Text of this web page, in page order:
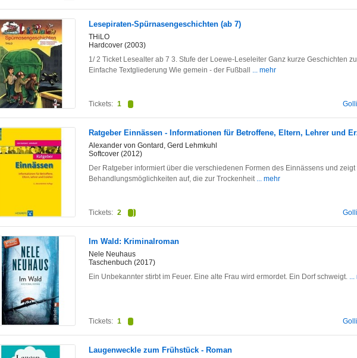
Lesepiraten-Spürnasengeschichten (ab 7)
THiLO
Hardcover (2003)
1/ 2 Ticket Lesealter ab 7 3. Stufe der Loewe-Leseleiter Ganz kurze Geschichten
Einfache Textgliederung Wie gemein - der Fußball ... mehr
Tickets: 1
Ratgeber Einnässen - Informationen für Betroffene, Eltern, Lehrer und
Alexander von Gontard, Gerd Lehmkuhl
Softcover (2012)
Der Ratgeber informiert über die verschiedenen Formen des Einnässens und zeigt
Behandlungsmöglichkeiten auf, die zur Trockenheit ... mehr
Tickets: 2
Im Wald: Kriminalroman
Nele Neuhaus
Taschenbuch (2017)
Ein Unbekannter stirbt im Feuer. Eine alte Frau wird ermordet. Ein Dorf schweigt. ...
Tickets: 1
Laugenweckle zum Frühstück - Roman